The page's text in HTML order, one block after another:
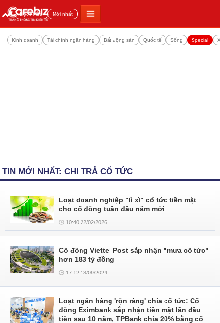
Đọc nhiều Mới nhất
Kinh doanh Tài chính ngân hàng Bất động sản Quốc tế Sống Special
TIN MỚI NHẤT: CHI TRẢ CỔ TỨC
Loạt doanh nghiệp "lì xì" cổ tức tiền mặt
cho cổ đông tuần đầu năm mới
10:40 22/02/2026
Cổ đông Viettel Post sắp nhận "mưa cổ tức"
hơn 183 tỷ đồng
17:12 13/09/2024
Loạt ngân hàng 'rộn ràng' chia cổ tức: Cổ
đông Eximbank sắp nhận tiền mặt lần đầu
tiên sau 10 năm, TPBank chia 20% bằng cổ